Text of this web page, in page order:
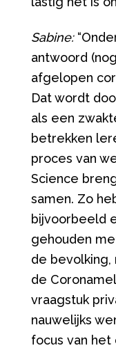
Sabine:
antwoord
afgelopen
Dat wordt
als een
betrekken
proces van
Science
samen. Zo
bijvoorbeeld
gehouden
de
de
vraagstuk
nauwelijks
focus van